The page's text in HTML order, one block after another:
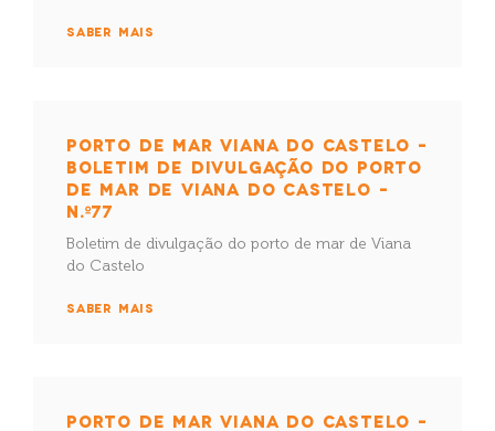
SABER MAIS
PORTO DE MAR VIANA DO CASTELO –
BOLETIM DE DIVULGAÇÃO DO PORTO
DE MAR DE VIANA DO CASTELO –
N.º77
Boletim de divulgação do porto de mar de Viana
do Castelo
SABER MAIS
PORTO DE MAR VIANA DO CASTELO –